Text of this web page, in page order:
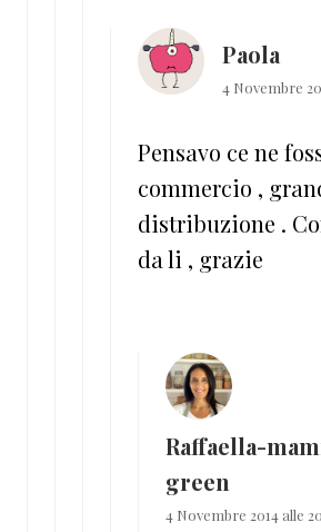
Paola
4 Novembre
Pensavo ce ne
commercio ,
distribuzione .
da li , grazie
Raffaella-
green
4 Novembre 2014 alle